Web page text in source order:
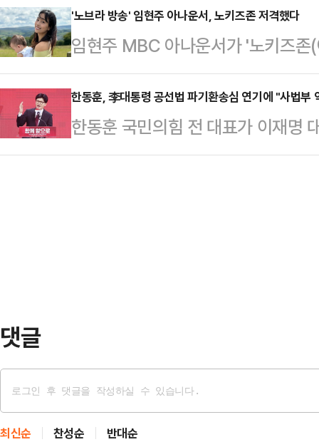
는 재직 중 형사상의 소추(訴追)를
후지정(추정)이란 기일을 변경, 연
않는 경우를 말한다. …
이재명 대통령은 9일 오전 서울 용
태스크포스(TF) 회의에서 이같이
도 보고해달라고 요구했다.이 대통
나 챙겨봐야겠는데, 최근에 물가가
한 개에 2000원(도) 한다는데 진짜
"아무래도 정치적…
'노브라 방송' 임현주 아나운서, 노키즈존 저격했다
임현주 MBC 아나운서가 '노키즈
다.1일 임현주는 자신의 소셜미디
카페에서 '노키즈존'이란 안내를 받
딸을 태우고 들어가려 했는데 주차
존이라며 다른 카페를 알려줬다"면
한동훈, 李대통령 공선법 파기환송심 연기에 "사법부
한동훈 국민의힘 전 대표가 이재명
판부가 오는 18일로 예정됐던 공판
댓글
최신순 찬성순 반대순